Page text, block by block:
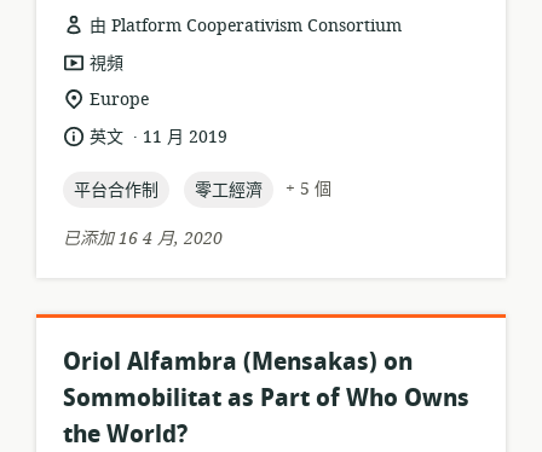
由 Platform Cooperativism Consortium
資
源
式:
視頻
相
關
位
置:
Europe
語 英文 .
發
日
11 月 2019
topic:
平台合作制 topic:
零工經濟
+ 5 個
已添加 16 4 月, 2020
Oriol Alfambra (Mensakas) on
Sommobilitat as Part of Who Owns
the World?